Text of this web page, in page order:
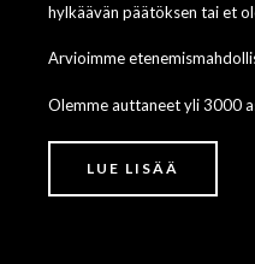
hylkäävän päätöksen tai et
Arvioimme
Olemme auttaneet yli 3000
LUE LISÄÄ